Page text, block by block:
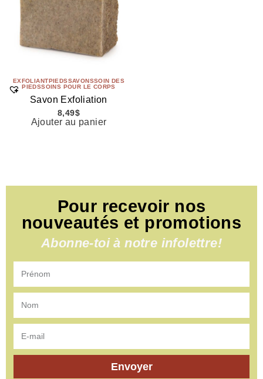
EXFOLIANTPIEDSSAVONSSOIN DES
PIEDSSOINS POUR LE CORPS
Savon Exfoliation
8,49$
Ajouter au panier
Pour recevoir nos
nouveautés et promotions
Abonne-toi à notre infolettre!
Envoyer